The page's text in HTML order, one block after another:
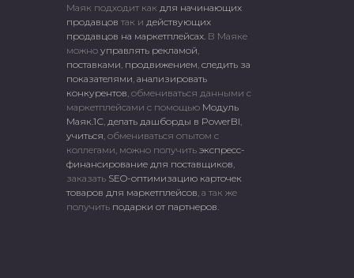
Маяк подходит как для начинающих
продавцов так и действующих
продавцов на маркетплейсах. В Маяке
можно управлять рекламой
поставками продвижением следить за
показателями анализировать
конкурентов , обмениваться данными с
маркетплейсами c помощью Модуль
Маяк.1С делать дашборды в PowerBI
учиться , обмениваться опытом с
коллегами, можно получить экспресс-
финансирование для поставщиков
заказать SEO-оптимизацию карточек
товаров для маркетплейсов , а так же
получить подарки от партнеров